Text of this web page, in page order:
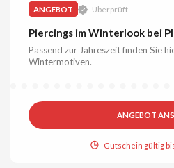
ANGEBOT Überprüft
Piercings im Winterlook bei
Passend zur Jahreszeit finden Sie
Wintermotiven.
ANGEBOT
Gutschein gültig